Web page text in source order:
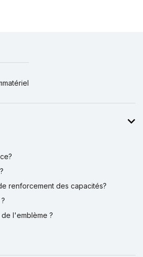
renforcement des capacités?
l'emblème ?